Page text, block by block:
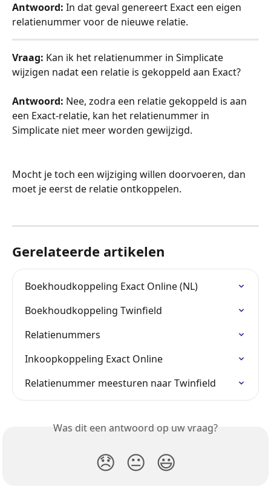
Antwoord: In dat geval genereert Exact een eigen
relatienummer voor de nieuwe relatie.
Vraag: Kan ik het relatienummer in Simplicate
wijzigen nadat een relatie is gekoppeld aan Exact?
Antwoord: Nee, zodra een relatie gekoppeld is aan
een Exact-relatie, kan het relatienummer in
Simplicate niet meer worden gewijzigd.
Mocht je toch een wijziging willen doorvoeren, dan
moet je eerst de relatie ontkoppelen.
Gerelateerde artikelen
Boekhoudkoppeling Exact Online (NL)
Boekhoudkoppeling Twinfield
Relatienummers
Inkoopkoppeling Exact Online
Relatienummer meesturen naar Twinfield
Was dit een antwoord op uw vraag?
😞 😐 😃